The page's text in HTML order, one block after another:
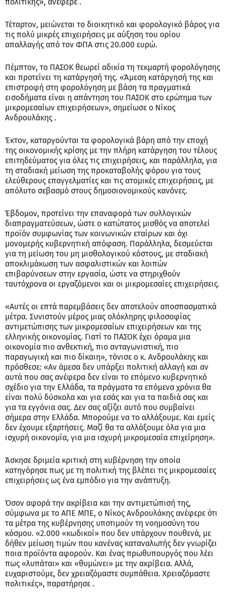
Τέταρτον, μειώνεται το διοικητικό και φορολογικό βάρος για
τις πολύ μικρές επιχειρήσεις με αύξηση του ορίου
απαλλαγής από τον ΦΠΑ στις 20.000 ευρώ.
Πέμπτον, το ΠΑΣΟΚ θεωρεί αδικία τη τεκμαρτή φορολόγησης
και προτείνει τη κατάργησή της. «Άμεση κατάργησή της και
επιστροφή στη φορολόγηση με βάση τα πραγματικά
εισοδήματα είναι η απάντηση του ΠΑΣΟΚ στο ερώτημα των
μικρομεσαίων επιχειρήσεων», σημείωσε ο Νίκος
Ανδρουλάκης .
Έκτον, καταργούνται τα φορολογικά βάρη από την εποχή
της οικονομικής κρίσης με την πλήρη κατάργηση του τέλους
επιτηδεύματος για όλες τις επιχειρήσεις, και παράλληλα, για
τη σταδιακή μείωση της προκαταβολής φόρου για τους
ελεύθερους επαγγελματίες και τις ατομικές επιχειρήσεις, με
απόλυτο σεβασμό στους δημοσιονομικούς κανόνες.
Έβδομον, προτείνει την επαναφορά των συλλογικών
διαπραγματεύσεων, ώστε ο κατώτατος μισθός να αποτελεί
προϊόν συμφωνίας των κοινωνικών εταίρων και όχι
μονομερής κυβερνητική απόφαση. Παράλληλα, δεσμεύεται
για τη μείωση του μη μισθολογικού κόστους, με σταδιακή
αποκλιμάκωση των ασφαλιστικών και λοιπών
επιβαρύνσεων στην εργασία, ώστε να στηριχθούν
ταυτόχρονα οι εργαζόμενοι και οι μικρομεσαίες επιχειρήσεις.
«Αυτές οι επτά παρεμβάσεις δεν αποτελούν αποσπασματικά
μέτρα. Συνιστούν μέρος μιας ολόκληρης φιλοσοφίας
αντιμετώπισης των μικρομεσαίων επιχειρήσεων και της
ελληνικής οικονομίας. Γιατί το ΠΑΣΟΚ έχει όραμα μια
οικονομία πιο ανθεκτική, πιο ανταγωνιστική, πιο
παραγωγική και πιο δίκαιη», τόνισε ο κ. Ανδρουλάκης και
πρόσθεσε: «Αν άμεσα δεν υπάρξει πολιτική αλλαγή και αν
αυτά που σας ανέφερα δεν είναι το επόμενο κυβερνητικό
σχέδιο για την Ελλάδα, τα πράγματα τα επόμενα χρόνια θα
είναι πολύ δύσκολα και για εσάς και για τα παιδιά σας και
για τα εγγόνια σας. Δεν σας αξίζει αυτό που συμβαίνει
σήμερα στην Ελλάδα. Μπορούμε να το αλλάξουμε. Και εμείς
δεν έχουμε εξαρτήσεις. Μαζί θα τα αλλάξουμε όλα για μια
ισχυρή οικονομία, για μια ισχυρή μικρομεσαία επιχείρηση».
Άσκησε δριμεία κριτική στη κυβέρνηση την οποία
κατηγόρησε πως με τη πολιτική της βλέπει τις μικρομεσαίες
επιχειρήσεις ως ένα εμπόδιο για την ανάπτυξη.
Όσον αφορά την ακρίβεια και την αντιμετώπισή της,
σύμφωνα με το ΑΠΕ ΜΠΕ, ο Νίκος Ανδρουλάκης ανέφερε ότι
τα μέτρα της κυβέρνησης υποτιμούν τη νοημοσύνη του
κόσμου. «2.000 «κωδικοί» που δεν υπάρχουν πουθενά, με
δήθεν μείωση τιμών που κανένας καταναλωτής δεν γνωρίζει
ποια προϊόντα αφορούν. Και ένας πρωθυπουργός που λέει
πως «λυπάται» και «θυμώνει» με την ακρίβεια. Αλλά,
ευχαριστούμε, δεν χρειαζόμαστε συμπάθεια. Χρειαζόμαστε
πολιτικές», παρατήρησε .